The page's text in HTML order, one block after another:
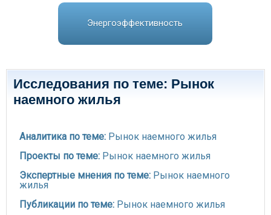
Энергоэффективность
Исследования по теме: Рынок
наемного жилья
Аналитика по теме: Рынок наемного жилья
Проекты по теме: Рынок наемного жилья
Экспертные мнения по теме: Рынок наемного
жилья
Публикации по теме: Рынок наемного жилья